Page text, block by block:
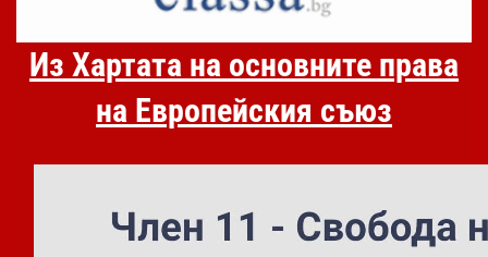
Из Хартата на основните права
на Европейския съюз